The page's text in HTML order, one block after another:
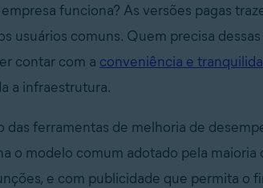
funciona? As versões pagas
usuários comuns. Quem precisa
contar com a conveniência e
a infraestrutura.
das ferramentas de melhoria de
o modelo comum adotado pela maioria
e com publicidade que permita o